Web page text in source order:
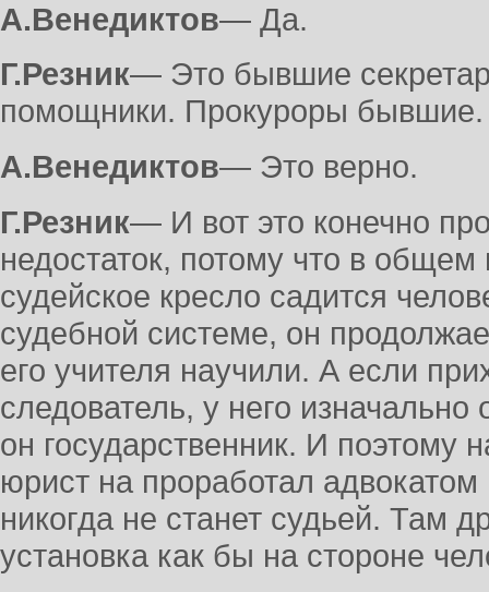
А.Венедиктов― Да.
Г.Резник― Это бывшие
помощники. Прокуроры бывшие.
А.Венедиктов― Это верно.
Г.Резник― И вот это конечно
недостаток, потому что в общем
судейское кресло садится
судебной системе, он
его учителя научили. А если
следователь, у него изначально
он государственник. И поэтому
юрист на проработал
никогда не станет судьей. Там
установка как бы на стороне